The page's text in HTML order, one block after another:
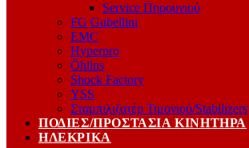
Service Πηρουνιού
FG Gubellini
EMC
Hyperpro
Öhlins
Shock Factory
YSS
Σταμπιλιζατέρ Τιμονιού/Stabilizers
ΠΟΔΙΈΣ/ΠΡΟΣΤΑΣΊΑ ΚΙΝΗΤΉΡΑ
ΗΛΕΚΡΙΚΆ